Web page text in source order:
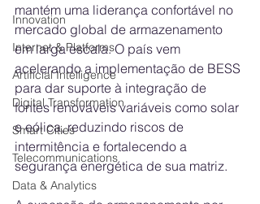
Innovation
Internet & Platforms
Artificial Intelligence
Digital Transformation
Smart Cities
Telecommunications
Data & Analytics
mantém uma liderança confortável no
mercado global de armazenamento
em larga escala. O país vem
acelerando a implementação de BESS
para dar suporte à integração de
fontes renováveis variáveis como solar
e eólica, reduzindo riscos de
intermitência e fortalecendo a
segurança energética de sua matriz.